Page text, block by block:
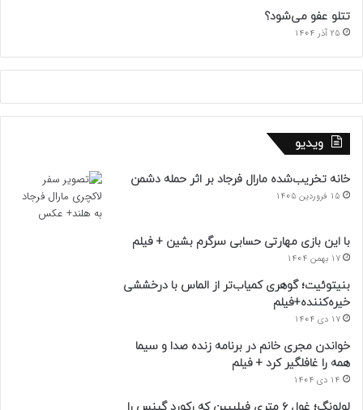
تتلو عفو می‌شود؟
25 آذر 1404
ویدیو
خانه تخریب‌شده مارال فرجاد بر اثر حمله دشمن
15 فروردین 1405
با این بازی مهارتی حسابی سرگرم بشین + فیلم
17 بهمن 1404
بنیتوئیت؛ گوهری کمیاب‌تر از الماس با درخششی
خیره‌کننده+فیلم
17 دی 1404
خواندن مجری خانم در برنامه زنده صدا و سیما
همه را غافلگیر کرد + فیلم
14 دی 1404